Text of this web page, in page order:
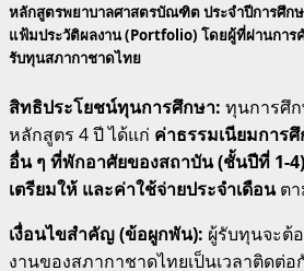
หลักสูตรพยาบาลศาสตรบัณฑิต ประจำปีการศึก
แฟ้มประวัติผลงาน (Portfolio) โดยผู้ที่ผ่านการ
รับทุนสภากาชาดไทย
สิทธิประโยชน์ทุนการศึกษา: ทุนการศึ
หลักสูตร 4 ปี ได้แก่ ค่าธรรมเนียมการ
อื่น ๆ ที่พักอาศัยของสถาบัน (ชั้นปีที่ 1-
เตรียมให้ และค่าใช้จ่ายประจำเดือนตา
เงื่อนไขสำคัญ (ข้อผูกพัน): ผู้รับทุนจะต้
งานของสภากาชาดไทยเป็นเวลาติดต่